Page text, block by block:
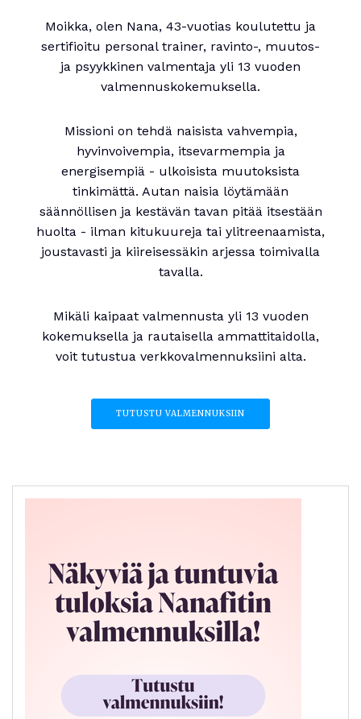
Moikka, olen Nana, 43-vuotias koulutettu ja
sertifioitu personal trainer, ravinto-, muutos-
ja psyykkinen valmentaja yli 13 vuoden
valmennuskokemuksella.
Missioni on tehdä naisista vahvempia,
hyvinvoivempia, itsevarmempia ja
energisempiä - ulkoisista muutoksista
tinkimättä. Autan naisia löytämään
säännöllisen ja kestävän tavan pitää itsestään
huolta - ilman kitukuureja tai ylitreenaamista,
joustavasti ja kiireisessäkin arjessa toimivalla
tavalla.
Mikäli kaipaat valmennusta yli 13 vuoden
kokemuksella ja rautaisella ammattitaidolla,
voit tutustua verkkovalmennuksiini alta.
TUTUSTU VALMENNUKSIIN